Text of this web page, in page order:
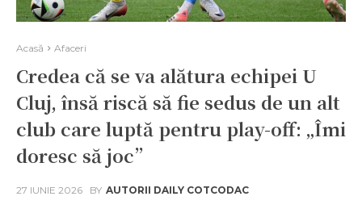
Acasă Afaceri
Credea că se va alătura echipei U
Cluj, însă riscă să fie sedus de un alt
club care luptă pentru play-off: „Îmi
doresc să joc”
27 IUNIE 2026 BY AUTORII DAILY COTCODAC